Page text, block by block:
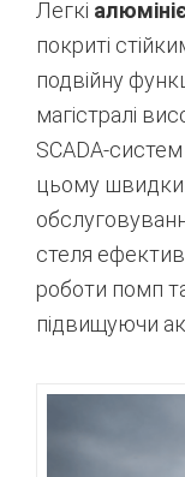
Легкі
покриті
подвійну
магістралі
SCADA-
цьому
стеля
роботи помп
підвищуючи